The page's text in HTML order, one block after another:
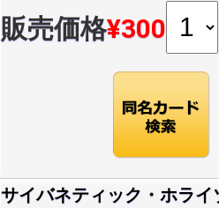
販売価格¥300
サイバネティック・ホライ